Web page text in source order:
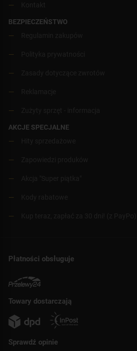
BEZPIECZEŃSTWO
AKCJE SPECJALNE
Płatności obsługuje
Towary dostarczają
Sprawdź opinie